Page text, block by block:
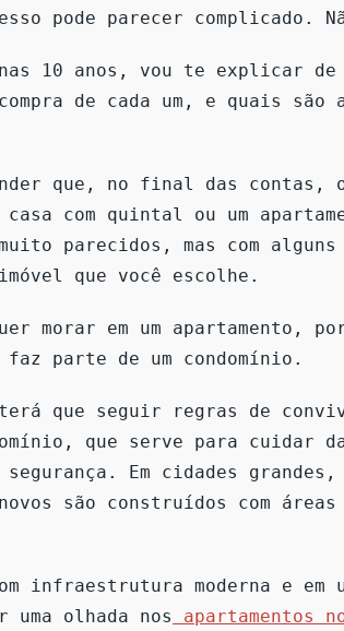
pode parecer complicado.
10 anos, vou te explicar
de cada um, e quais
que, no final das contas,
com quintal ou um
parecidos, mas com alguns
que você escolhe.
morar em um apartamento,
faz parte de um condomínio.
que seguir regras de
que serve para cuidar
Em cidades grandes,
são construídos com
infraestrutura moderna e em
uma olhada nos
apartamentos